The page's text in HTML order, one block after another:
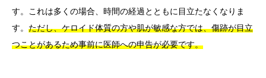
す。これは多くの場合、時間の経過とともに目立たなくなりま
す。 ただし、ケロイド体質の方や肌が敏感な方では、傷跡が目立
つことがあるため事前に医師への申告が必要です。